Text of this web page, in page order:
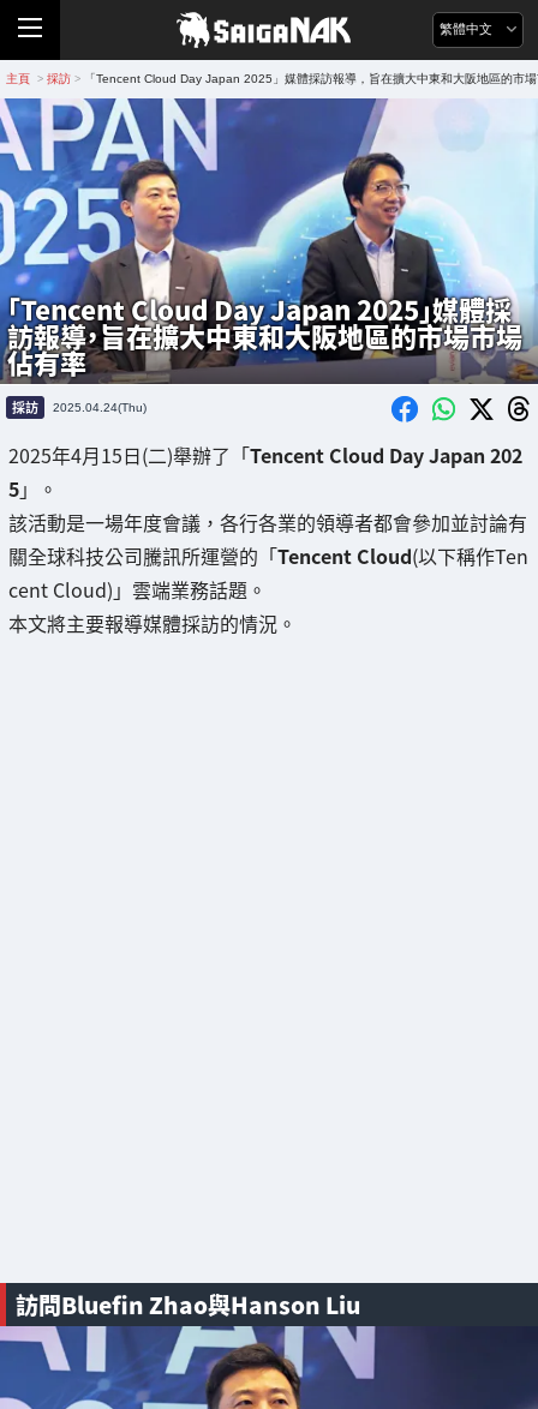
繁體中文
主頁 > 採訪 > 「Tencent Cloud Day Japan 2025」媒體採訪報導，旨在擴大中東和大阪地區的市
「Tencent Cloud Day Japan 2025」媒體採
訪報導，旨在擴大中東和大阪地區的市場市場
佔有率
採訪 2025.04.24(Thu)
2025年4月15日(二)舉辦了「Tencent Cloud Day Japan 202
5」。
該活動是一場年度會議，各行各業的領導者都會參加並討論有
關全球科技公司騰訊所運營的「Tencent Cloud(以下稱作Ten
cent Cloud)」雲端業務話題。
本文將主要報導媒體採訪的情況。
訪問Bluefin Zhao與Hanson Liu